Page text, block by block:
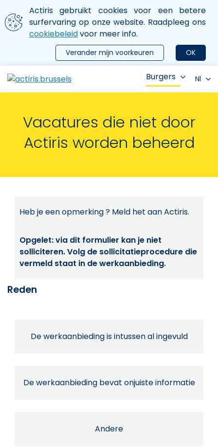
Aller au contenu principal
We gebruiken cookies
Actiris gebruikt cookies voor een betere
surfervaring op onze website. Raadpleeg ons
cookiebeleidvoor meer info.
OK
Verander mijn voorkeuren
le menu
Burgers Nl
Vacatures die niet door
Actiris worden beheerd
Heb je een opmerking ? Meld het aan Actiris.
Opgelet: via dit formulier kan je niet
solliciteren. Volg de sollicitatieprocedure die
vermeld staat in de werkaanbieding.
Reden
De werkaanbieding is intussen al ingevuld
De werkaanbieding bevat onjuiste informatie
Andere